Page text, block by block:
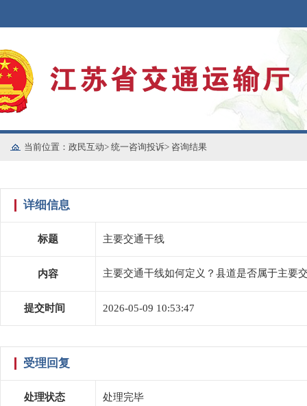
当前位置： 政民互动> 统一咨询投诉> 咨询结果
详细信息
标题 主要交通干线
内容 主要交通干线如何定义？县道是否属于主要
提交时间 2026-05-09 10:53:47
受理回复
处理状态 处理完毕